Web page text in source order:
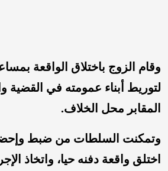
وقام الزوج باختلاق الواقعة
لتوريط أبناء عمومته في القضية
المقابر محل الخلاف.
وتمكنت السلطات من ضبط
اختلق واقعة دفنه حيا، واتخاذ